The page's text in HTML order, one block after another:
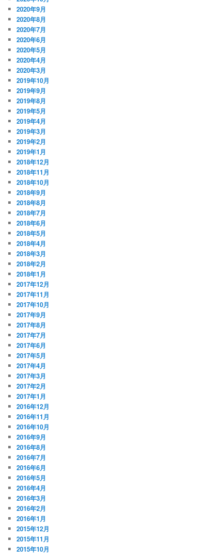
2020年9月
2020年8月
2020年7月
2020年6月
2020年5月
2020年4月
2020年3月
2019年10月
2019年9月
2019年8月
2019年5月
2019年4月
2019年3月
2019年2月
2019年1月
2018年12月
2018年11月
2018年10月
2018年9月
2018年8月
2018年7月
2018年6月
2018年5月
2018年4月
2018年3月
2018年2月
2018年1月
2017年12月
2017年11月
2017年10月
2017年9月
2017年8月
2017年7月
2017年6月
2017年5月
2017年4月
2017年3月
2017年2月
2017年1月
2016年12月
2016年11月
2016年10月
2016年9月
2016年8月
2016年7月
2016年6月
2016年5月
2016年4月
2016年3月
2016年2月
2016年1月
2015年12月
2015年11月
2015年10月